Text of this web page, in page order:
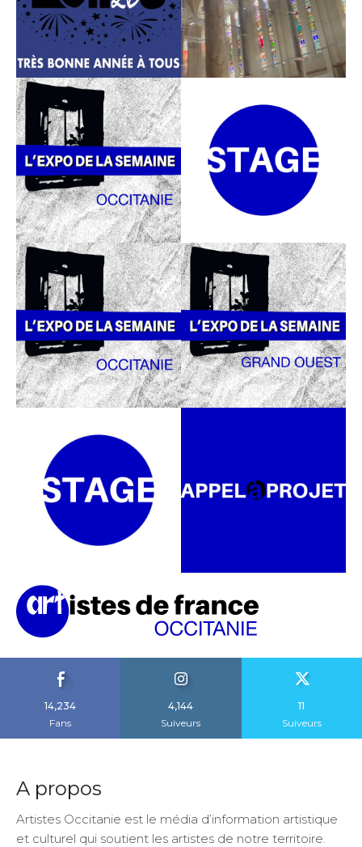
14,234
Fans
4,144
Suiveurs
11
Suiveurs
A propos
Artistes Occitanie est le média d’information artistique
et culturel qui soutient les artistes de notre territoire.